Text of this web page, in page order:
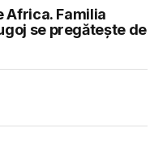
Africa. Familia
se pregătește de